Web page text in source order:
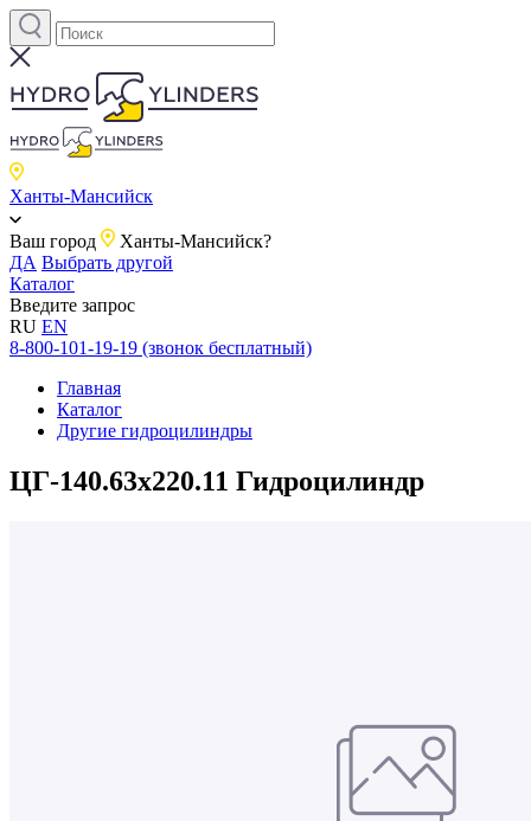
Ханты-Мансийск
Ваш город
Ханты-Мансийск?
ДА Выбрать другой
Каталог
Введите запрос
RU EN
8-800-101-19-19 (звонок бесплатный)
Главная
Каталог
Другие гидроцилиндры
ЦГ-140.63х220.11 Гидроцилиндр